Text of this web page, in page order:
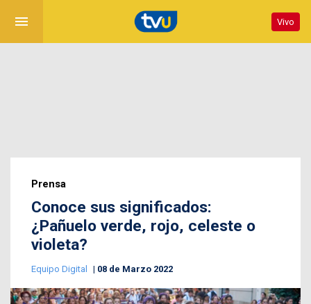
menu Vivo
Prensa
Conoce sus significados:
¿Pañuelo verde, rojo, celeste o
violeta?
Equipo Digital 08 de Marzo 2022